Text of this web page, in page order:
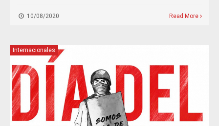
10/08/2020 Read More
Internacionales